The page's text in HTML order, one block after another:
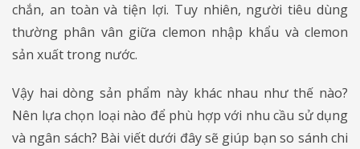
chắn, an toàn và tiện lợi. Tuy nhiên, người tiêu dùng
thường phân vân giữa clemon nhập khẩu và clemon
sản xuất trong nước.
Vậy hai dòng sản phẩm này khác nhau như thế nào?
Nên lựa chọn loại nào để phù hợp với nhu cầu sử dụng
và ngân sách? Bài viết dưới đây sẽ giúp bạn so sánh chi